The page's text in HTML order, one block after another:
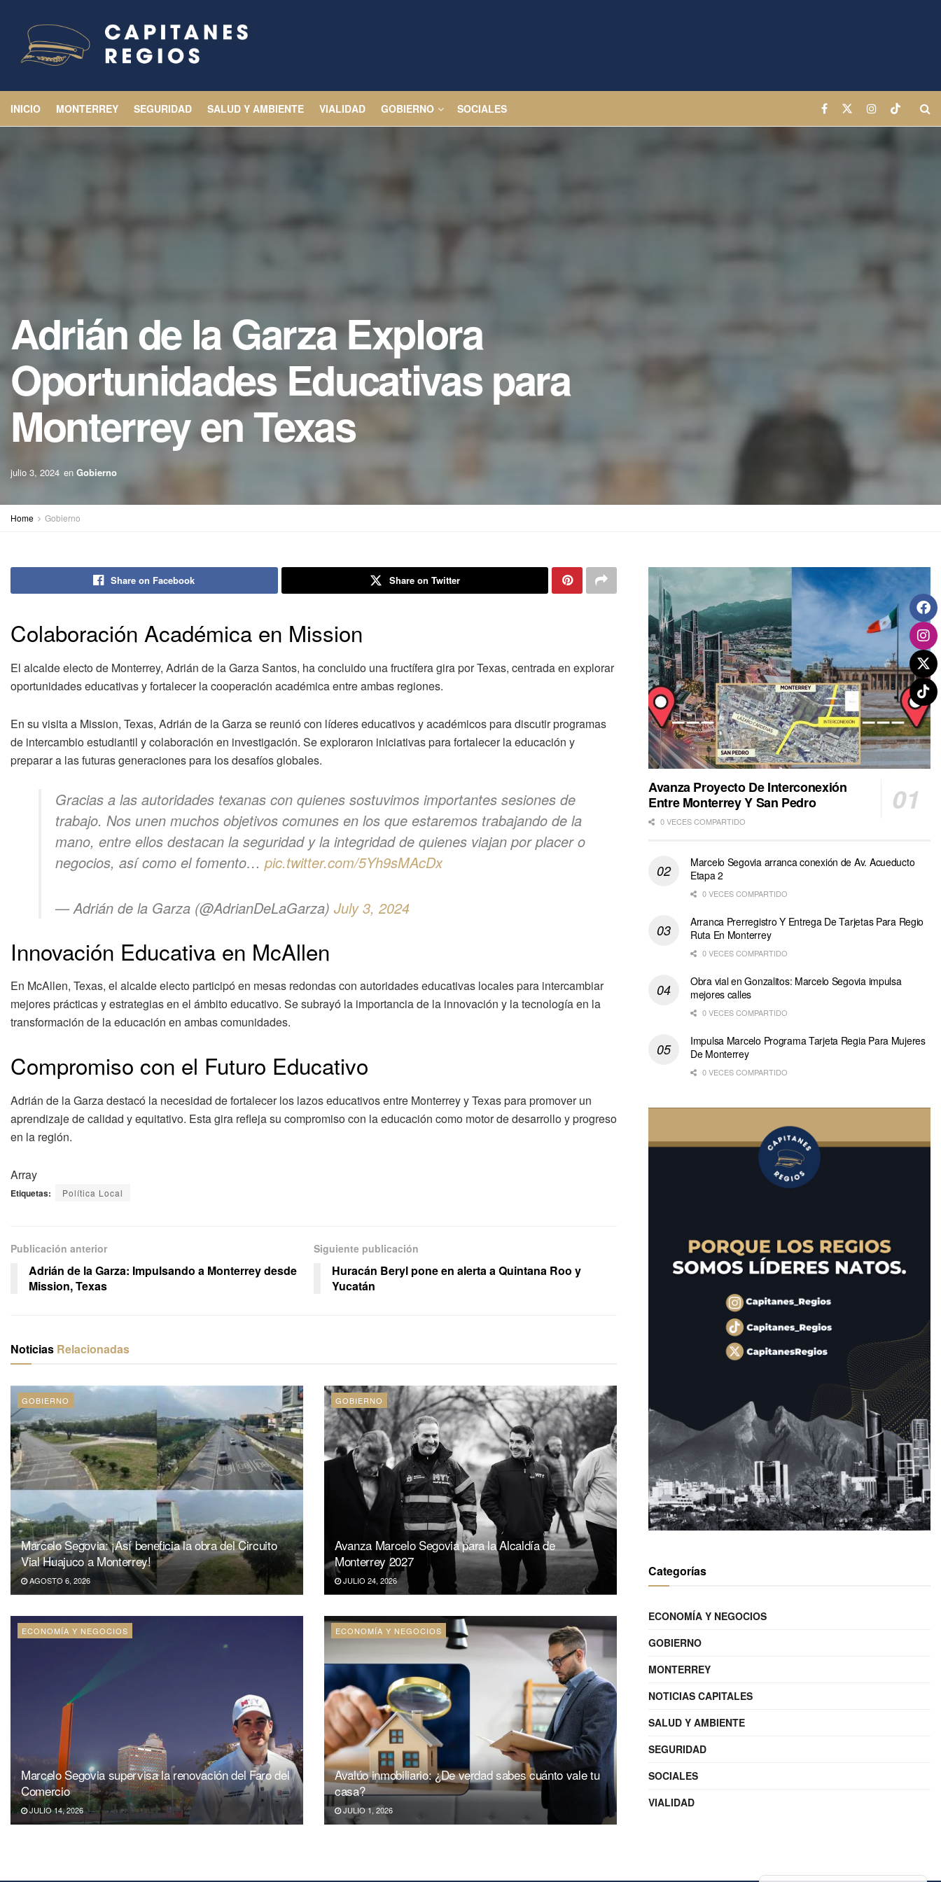
INICIO MONTERREY SEGURIDAD SALUD Y AMBIENTE VIALIDAD GOBIERNO SOCIALES
Adrián de la Garza Explora
Oportunidades Educativas para
Monterrey en Texas
julio 3, 2024 en Gobierno
Home Gobierno
Share on Facebook Share on Twitter
Colaboración Académica en Mission
El alcalde electo de Monterrey, Adrián de la Garza Santos, ha concluido una fructífera gira por Texas, centrada en explorar
oportunidades educativas y fortalecer la cooperación académica entre ambas regiones.
En su visita a Mission, Texas, Adrián de la Garza se reunió con líderes educativos y académicos para discutir programas
de intercambio estudiantil y colaboración en investigación. Se exploraron iniciativas para fortalecer la educación y
preparar a las futuras generaciones para los desafíos globales.
Gracias a las autoridades texanas con quienes sostuvimos importantes sesiones de
trabajo. Nos unen muchos objetivos comunes en los que estaremos trabajando de la
mano, entre ellos destacan la seguridad y la integridad de quienes viajan por placer o
negocios, así como el fomento… pic.twitter.com/5Yh9sMAcDx
— Adrián de la Garza (@AdrianDeLaGarza) July 3, 2024
Innovación Educativa en McAllen
En McAllen, Texas, el alcalde electo participó en mesas redondas con autoridades educativas locales para intercambiar
mejores prácticas y estrategias en el ámbito educativo. Se subrayó la importancia de la innovación y la tecnología en la
transformación de la educación en ambas comunidades.
Compromiso con el Futuro Educativo
Adrián de la Garza destacó la necesidad de fortalecer los lazos educativos entre Monterrey y Texas para promover un
aprendizaje de calidad y equitativo. Esta gira refleja su compromiso con la educación como motor de desarrollo y progreso
en la región.
Array
Etiquetas: Política Local
Publicación anterior
Adrián de la Garza: Impulsando a Monterrey desde
Mission, Texas
Siguiente publicación
Huracán Beryl pone en alerta a Quintana Roo y
Yucatán
Noticias Relacionadas
GOBIERNO
Marcelo Segovia: ¡Así beneficia la obra del Circuito
Vial Huajuco a Monterrey!
AGOSTO 6, 2026
GOBIERNO
Avanza Marcelo Segovia para la Alcaldía de
Monterrey 2027
JULIO 24, 2026
ECONOMÍA Y NEGOCIOS
Marcelo Segovia supervisa la renovación del Faro del
Comercio
JULIO 14, 2026
ECONOMÍA Y NEGOCIOS
Avalúo inmobiliario: ¿De verdad sabes cuánto vale tu
casa?
JULIO 1, 2026
Avanza Proyecto De Interconexión
Entre Monterrey Y San Pedro
0 VECES COMPARTIDO
Marcelo Segovia arranca conexión de Av. Acueducto
Etapa 2
0 VECES COMPARTIDO
Arranca Prerregistro Y Entrega De Tarjetas Para Regio
Ruta En Monterrey
0 VECES COMPARTIDO
Obra vial en Gonzalitos: Marcelo Segovia impulsa
mejores calles
0 VECES COMPARTIDO
Impulsa Marcelo Programa Tarjeta Regia Para Mujeres
De Monterrey
0 VECES COMPARTIDO
Categorías
ECONOMÍA Y NEGOCIOS
GOBIERNO
MONTERREY
NOTICIAS CAPITALES
SALUD Y AMBIENTE
SEGURIDAD
SOCIALES
VIALIDAD